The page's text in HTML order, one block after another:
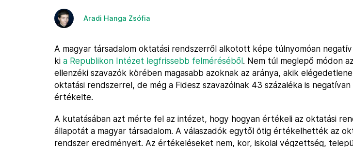
Aradi Hanga Zsófia
A magyar társadalom oktatási rendszerről alkotott képe túlnyomóan
ki a Republikon Intézet legfrissebb felméréséből. Nem túl meglepő módon az
ellenzéki szavazók körében magasabb azoknak az aránya, akik
oktatási rendszerrel, de még a Fidesz szavazóinak 43 százaléka is negatívan
értékelte.
A kutatásában azt mérte fel az intézet, hogy hogyan értékeli az oktatási
állapotát a magyar társadalom. A válaszadók egytől ötig értékelhették az
rendszer eredményeit. Az értékeléseket nem, kor, iskolai végzettség,